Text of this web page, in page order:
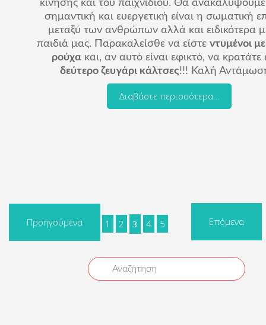
κίνησης και του παιχνιδιού. Θα
σημαντική και ευεργετική είναι η σωματική
μεταξύ των ανθρώπων αλλά και ειδικότερα
παιδιά μας. Παρακαλείσθε να είστε ντυμένοι
ρούχα και, αν αυτό είναι εφικτό, να κρατάτε
δεύτερο ζευγάρι κάλτσες!!! Καλή
Διαβάστε περισσότερα…
Προηγούμενα 1 2 3 4 5 Επόμενα